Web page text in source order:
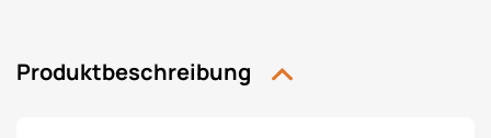
Produktbeschreibung